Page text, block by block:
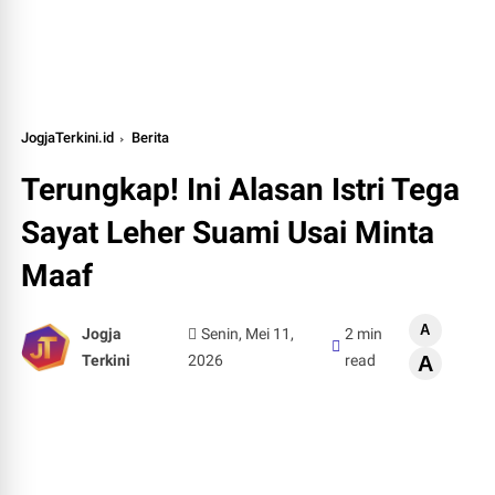
JogjaTerkini.id Berita
Terungkap! Ini Alasan Istri Tega
Sayat Leher Suami Usai Minta
Maaf
Jogja
Terkini
Senin, Mei 11,
2026
2 min
read
A
A